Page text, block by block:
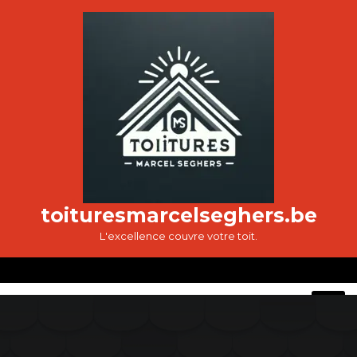
toituresmarcelseghers.be
L'excellence couvre votre toit.